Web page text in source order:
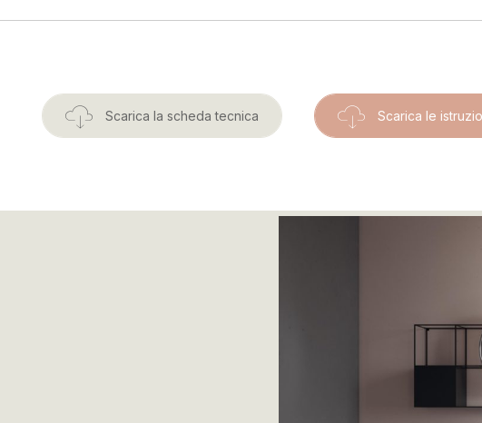
Scarica la scheda tecnica Scarica le